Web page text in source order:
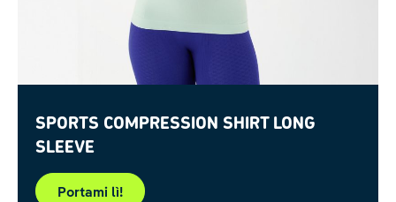
Sports Compression Shirt Long
Sleeve
Portami lì!